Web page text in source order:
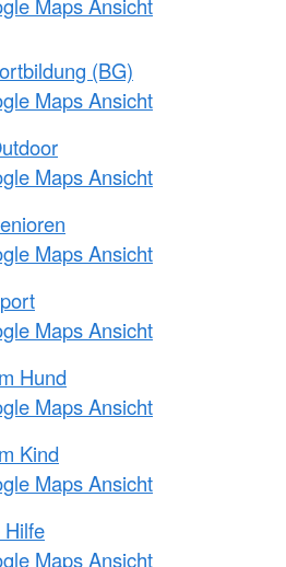
(BG)
Maps Ansicht
Maps Ansicht
Maps Ansicht
Maps Ansicht
Hund
Maps Ansicht
Kind
Maps Ansicht
Hilfe
Maps Ansicht